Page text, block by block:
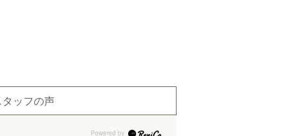
タッフの声